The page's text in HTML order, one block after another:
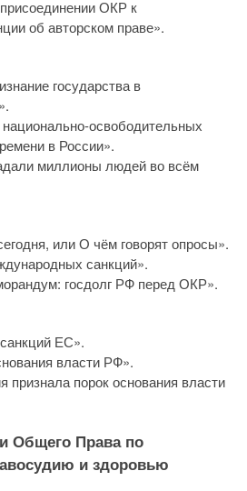
ОКР к
об авторском праве».
государства в
освободительных
в России».
миллионы людей во всём
или О чём говорят опросы».
санкций».
госдолг РФ перед ОКР».
ЕС».
власти РФ».
признала порок основания власти
Общего Права по
и здоровью